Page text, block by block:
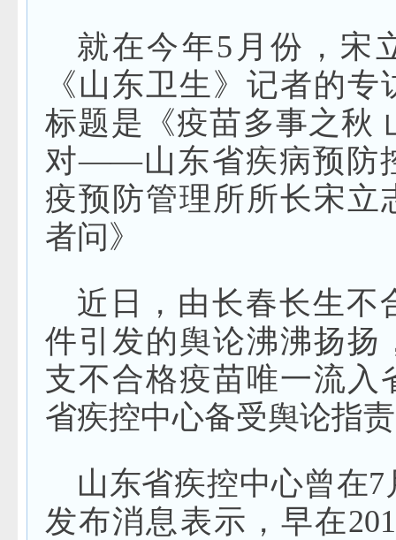
就在今年5月份，宋
《山东卫生》记者的专
标题是《疫苗多事之秋
对——山东省疾病预防
疫预防管理所所长宋立
者问》
近日，由长春长生不
件引发的舆论沸沸扬扬
支不合格疫苗唯一流入
省疾控中心备受舆论指
山东省疾控中心曾在7
发布消息表示，早在